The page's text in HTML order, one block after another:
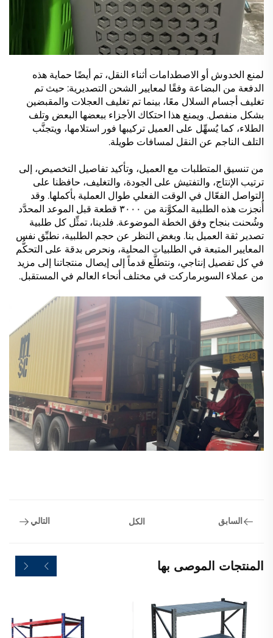
لمنع الخدوش أو الاصطدامات أثناء النقل، تم أيضًا حماية هذه
الدفعة من البضاعة وفقًا لمعايير الشحن التصديرية: حيث تم
تغليف أجسام السلال معًا، بينما تم تغليف العجلات والمقبضين
بشكل منفصل. ويمنع هذا احتكاك الأجزاء ببعضها البعض وتلف
الطلاء، كما يُسهِّل على العميل تركيبها فور استلامها، ويتجنَّب
التلف الناجم عن النقل لمسافات طويلة.
من تنسيق المتطلبات مع العميل، وتأكيد تفاصيل التخصيص، إلى
ترتيب الإنتاج، والتفتيش على الجودة، والتغليف، حافظنا على
التواصل الفعّال في الوقت الفعلي طوال العملية بأكملها. وقد
أُنجزت هذه الطلبية المكوَّنة من ٣٠٠٠ قطعة قبل الموعد المحدَّد
وشُحنت بنجاح وفق الخطة الموضوعة. فلدينا، تمثِّل كل طلبية
تصدير ثقة العميل بنا. وبغض النظر عن حجم الطلبية، نطبِّق نفس
المعايير المتبعة في الطلبيات المحلية، ونحرص بدقة على التحكُّم
في كل تفصيل إنتاجي، ونتطلَّع قدماً إلى إيصال منتجاتنا إلى مزيد
من عملاء السوبرماركت في مختلف أنحاء العالم في المستقبل.
السابق الكل التالي
المنتجات الموصى بها